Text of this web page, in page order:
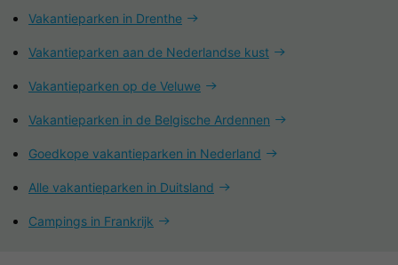
Vakantieparken in Drenthe
Vakantieparken aan de Nederlandse kust
Vakantieparken op de Veluwe
Vakantieparken in de Belgische Ardennen
Goedkope vakantieparken in Nederland
Alle vakantieparken in Duitsland
Campings in Frankrijk